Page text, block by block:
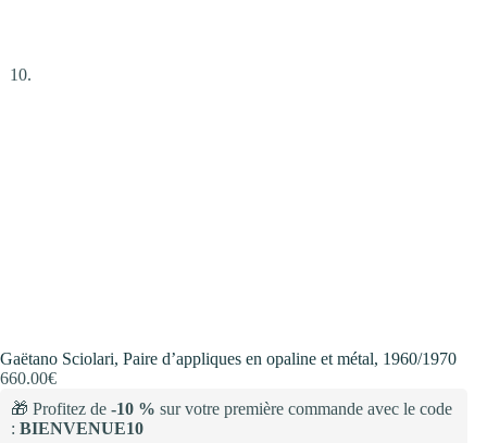
Gaëtano Sciolari, Paire d’appliques en opaline et métal, 1960/1970
660.00€
🎁 Profitez de -10 % sur votre première commande avec le code
: BIENVENUE10